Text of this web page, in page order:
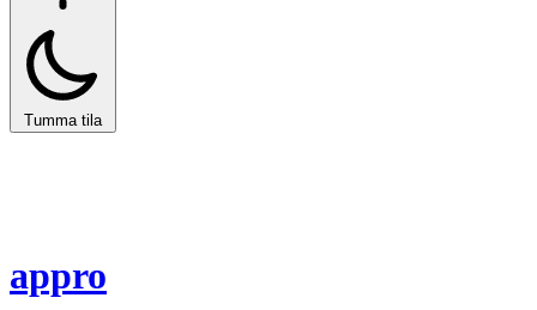
Tumma tila
appro